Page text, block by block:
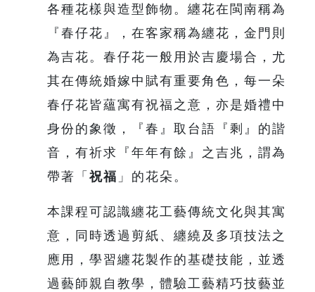
各種花樣與造型飾物。纏花在閩南稱為
『春仔花』，在客家稱為纏花，金門則
為吉花。春仔花一般用於吉慶場合，尤
其在傳統婚嫁中賦有重要角色，每一朵
春仔花皆蘊寓有祝福之意，亦是婚禮中
身份的象徵，『春』取台語『剩』的諧
音，有祈求『年年有餘』之吉兆，謂為
帶著「 祝福 」的花朵。
本課程可認識纏花工藝傳統文化與其寓
意，同時透過剪紙、纏繞及多項技法之
應用，學習纏花製作的基礎技能，並透
過藝師親自教學，體驗工藝精巧技藝並